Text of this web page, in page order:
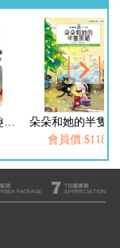
雨街的貓-樂讀趣小火車13
會員價:$118